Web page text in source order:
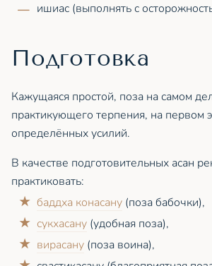
ишиас (выполнять с
Подготовка
Кажущаяся простой, поза на самом
практикующего терпения, на первом
определённых усилий.
В качестве подготовительных асан
практиковать:
баддха конасану (поза бабочки),
сукхасану (удобная поза),
вирасану (поза воина),